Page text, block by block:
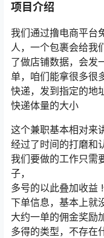
项目介绍
我们通过撸电商平台
人，一个包裹会给我
了做店铺数据，会发
单，咱们能拿很多很
快递，发到指定的地
快递体量的大小
这个兼职基本相对来
经过了时间的打磨和
我们要做的工作只需
子，
多号的以此叠加收益
下单信息，基本上就
大约一单的佣金奖励
多得的类型，不存在